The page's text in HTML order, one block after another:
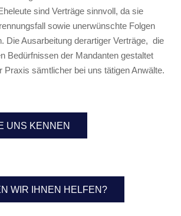
sind Verträge sinnvoll, da sie
sowie unerwünschte Folgen
Die Ausarbeitung derartiger Verträge, die
Bedürfnissen der Mandanten gestaltet
Praxis sämtlicher bei uns tätigen Anwälte.
UNS KENNEN
WIR IHNEN HELFEN?